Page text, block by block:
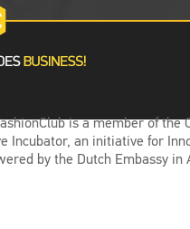
is a member of the
Incubator, an initiative for
by the Dutch Embassy in